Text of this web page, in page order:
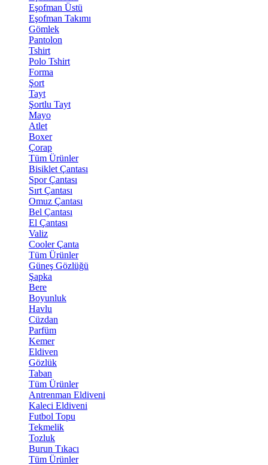
Eşofman Üstü
Eşofman Takımı
Gömlek
Pantolon
Tshirt
Polo Tshirt
Forma
Şort
Tayt
Şortlu Tayt
Mayo
Atlet
Boxer
Çorap
Tüm Ürünler
Bisiklet Çantası
Spor Çantası
Sırt Çantası
Omuz Çantası
Bel Çantası
El Çantası
Valiz
Cooler Çanta
Tüm Ürünler
Güneş Gözlüğü
Şapka
Bere
Boyunluk
Havlu
Cüzdan
Parfüm
Kemer
Eldiven
Gözlük
Taban
Tüm Ürünler
Antrenman Eldiveni
Kaleci Eldiveni
Futbol Topu
Tekmelik
Tozluk
Burun Tıkacı
Tüm Ürünler